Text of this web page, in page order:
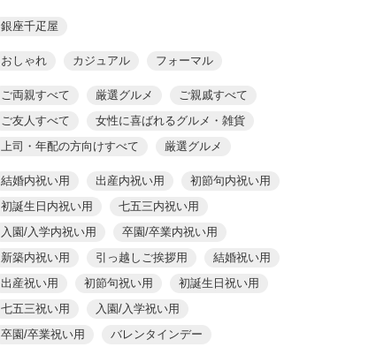
銀座千疋屋
おしゃれ カジュアル フォーマル
ご両親すべて 厳選グルメ
ご親戚すべて
ご友人すべて
女性に喜ばれるグルメ・雑貨
上司・年配の方向けすべて
厳選グルメ
結婚内祝い用 出産内祝い用
初節句内祝い用
初誕生日内祝い用
七五三内祝い用
入園/入学内祝い用
卒園/卒業内祝い用
新築内祝い用
引っ越しご挨拶用
結婚祝い用
出産祝い用
初節句祝い用
初誕生日祝い用
七五三祝い用
入園/入学祝い用
卒園/卒業祝い用
バレンタインデー